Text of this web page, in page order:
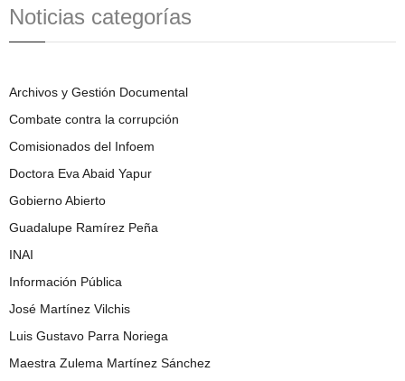
Noticias categorías
Archivos y Gestión Documental
Combate contra la corrupción
Comisionados del Infoem
Doctora Eva Abaid Yapur
Gobierno Abierto
Guadalupe Ramírez Peña
INAI
Información Pública
José Martínez Vilchis
Luis Gustavo Parra Noriega
Maestra Zulema Martínez Sánchez